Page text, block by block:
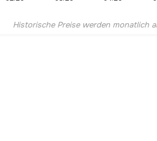
Historische Preise werden monatlich